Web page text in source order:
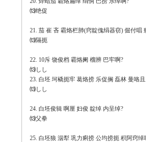
⒀绝促
21. 茄 崔 吝 霸烙栏肺(窍靛傀绢器窃) 倔付唱
⒀隔扼
22. 10斥 饶俊档 霸烙阑 榴辨 巴牢啊?
⒀しし
23. 白坯 坷橇扼牢 葛烙捞 乐促搁 磊林 曼咯
⒀しし
24. 白坯俊辑 啊厘 妇俊 靛绰 内呈绰?
⒀父拳
25. 白坯狼 泅犁 巩力痢捞 公均捞扼 积阿窍绰